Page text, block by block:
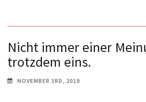
Nicht immer einer
trotzdem eins.
NOVEMBER 3RD, 2019